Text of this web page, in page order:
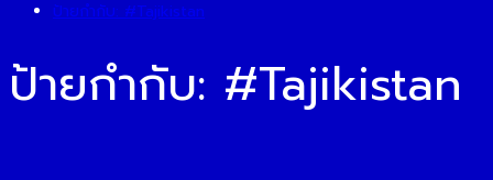
ป้ายกำกับ: #Tajikistan
ป้ายกำกับ: #Tajikistan